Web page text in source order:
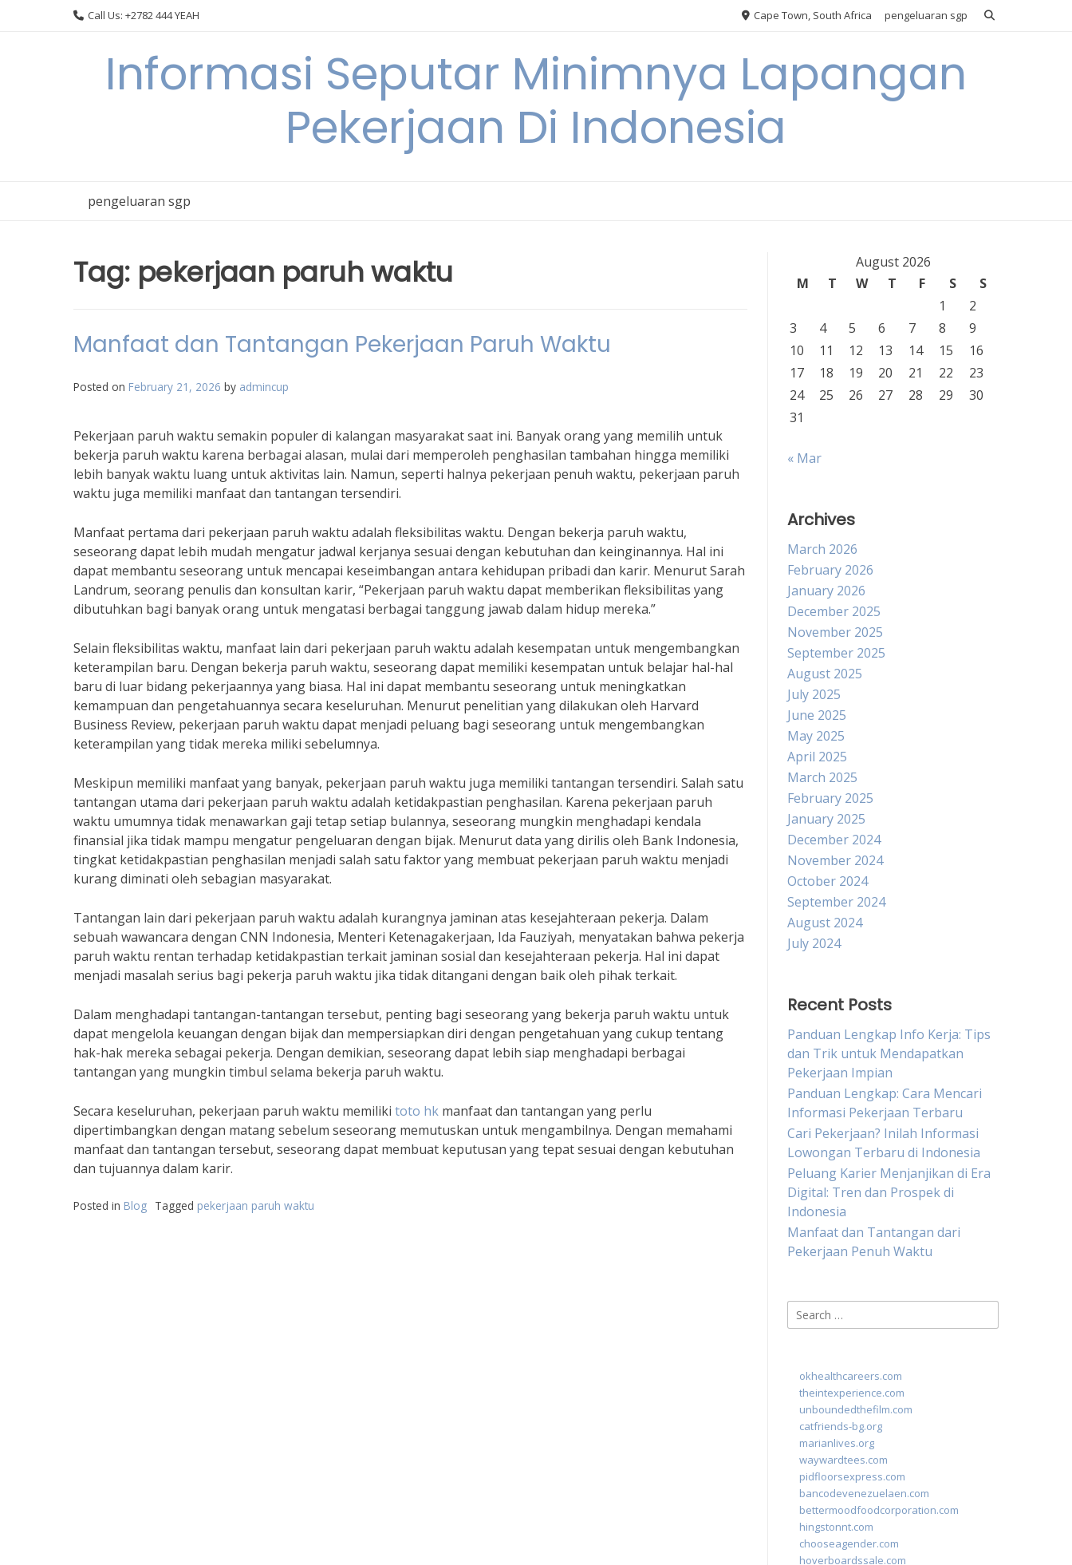
Call Us: +2782 444 YEAH Cape Town, South Africa pengeluaran sgp
Informasi Seputar Minimnya Lapangan
Pekerjaan Di Indonesia
pengeluaran sgp
Tag: pekerjaan paruh waktu
Manfaat dan Tantangan Pekerjaan Paruh Waktu
Posted on February 21, 2026 by admincup
Pekerjaan paruh waktu semakin populer di kalangan masyarakat saat ini. Banyak orang yang memilih untuk
bekerja paruh waktu karena berbagai alasan, mulai dari memperoleh penghasilan tambahan hingga memiliki
lebih banyak waktu luang untuk aktivitas lain. Namun, seperti halnya pekerjaan penuh waktu, pekerjaan paruh
waktu juga memiliki manfaat dan tantangan tersendiri.
Manfaat pertama dari pekerjaan paruh waktu adalah fleksibilitas waktu. Dengan bekerja paruh waktu,
seseorang dapat lebih mudah mengatur jadwal kerjanya sesuai dengan kebutuhan dan keinginannya. Hal ini
dapat membantu seseorang untuk mencapai keseimbangan antara kehidupan pribadi dan karir. Menurut Sarah
Landrum, seorang penulis dan konsultan karir, “Pekerjaan paruh waktu dapat memberikan fleksibilitas yang
dibutuhkan bagi banyak orang untuk mengatasi berbagai tanggung jawab dalam hidup mereka.”
Selain fleksibilitas waktu, manfaat lain dari pekerjaan paruh waktu adalah kesempatan untuk mengembangkan
keterampilan baru. Dengan bekerja paruh waktu, seseorang dapat memiliki kesempatan untuk belajar hal-hal
baru di luar bidang pekerjaannya yang biasa. Hal ini dapat membantu seseorang untuk meningkatkan
kemampuan dan pengetahuannya secara keseluruhan. Menurut penelitian yang dilakukan oleh Harvard
Business Review, pekerjaan paruh waktu dapat menjadi peluang bagi seseorang untuk mengembangkan
keterampilan yang tidak mereka miliki sebelumnya.
Meskipun memiliki manfaat yang banyak, pekerjaan paruh waktu juga memiliki tantangan tersendiri. Salah satu
tantangan utama dari pekerjaan paruh waktu adalah ketidakpastian penghasilan. Karena pekerjaan paruh
waktu umumnya tidak menawarkan gaji tetap setiap bulannya, seseorang mungkin menghadapi kendala
finansial jika tidak mampu mengatur pengeluaran dengan bijak. Menurut data yang dirilis oleh Bank Indonesia,
tingkat ketidakpastian penghasilan menjadi salah satu faktor yang membuat pekerjaan paruh waktu menjadi
kurang diminati oleh sebagian masyarakat.
Tantangan lain dari pekerjaan paruh waktu adalah kurangnya jaminan atas kesejahteraan pekerja. Dalam
sebuah wawancara dengan CNN Indonesia, Menteri Ketenagakerjaan, Ida Fauziyah, menyatakan bahwa pekerja
paruh waktu rentan terhadap ketidakpastian terkait jaminan sosial dan kesejahteraan pekerja. Hal ini dapat
menjadi masalah serius bagi pekerja paruh waktu jika tidak ditangani dengan baik oleh pihak terkait.
Dalam menghadapi tantangan-tantangan tersebut, penting bagi seseorang yang bekerja paruh waktu untuk
dapat mengelola keuangan dengan bijak dan mempersiapkan diri dengan pengetahuan yang cukup tentang
hak-hak mereka sebagai pekerja. Dengan demikian, seseorang dapat lebih siap menghadapi berbagai
tantangan yang mungkin timbul selama bekerja paruh waktu.
Secara keseluruhan, pekerjaan paruh waktu memiliki toto hk manfaat dan tantangan yang perlu
dipertimbangkan dengan matang sebelum seseorang memutuskan untuk mengambilnya. Dengan memahami
manfaat dan tantangan tersebut, seseorang dapat membuat keputusan yang tepat sesuai dengan kebutuhan
dan tujuannya dalam karir.
Posted in Blog Tagged pekerjaan paruh waktu
August 2026
M
T W T F S
S
1
2
3
4 5 6 7 8
9
10
11 12 13 14 15
16
17
18 19 20 21 22
23
24
25 26 27 28 29
30
31
« Mar
Archives
March 2026
February 2026
January 2026
December 2025
November 2025
September 2025
August 2025
July 2025
June 2025
May 2025
April 2025
March 2025
February 2025
January 2025
December 2024
November 2024
October 2024
September 2024
August 2024
July 2024
Recent Posts
Panduan Lengkap Info Kerja: Tips
dan Trik untuk Mendapatkan
Pekerjaan Impian
Panduan Lengkap: Cara Mencari
Informasi Pekerjaan Terbaru
Cari Pekerjaan? Inilah Informasi
Lowongan Terbaru di Indonesia
Peluang Karier Menjanjikan di Era
Digital: Tren dan Prospek di
Indonesia
Manfaat dan Tantangan dari
Pekerjaan Penuh Waktu
Search
for:
okhealthcareers.com
theintexperience.com
unboundedthefilm.com
catfriends-bg.org
marianlives.org
waywardtees.com
pidfloorsexpress.com
bancodevenezuelaen.com
bettermoodfoodcorporation.com
hingstonnt.com
chooseagender.com
hoverboardssale.com